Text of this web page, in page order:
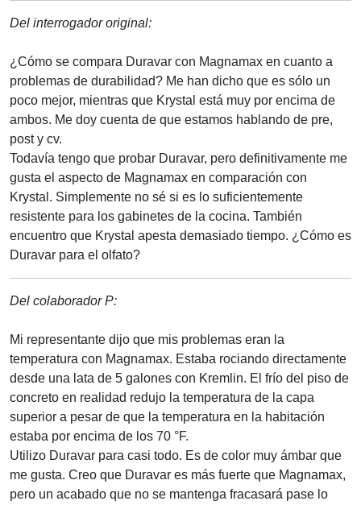
Del interrogador original:
¿Cómo se compara Duravar con Magnamax en cuanto a
problemas de durabilidad? Me han dicho que es sólo un
poco mejor, mientras que Krystal está muy por encima de
ambos. Me doy cuenta de que estamos hablando de pre,
post y cv.
Todavía tengo que probar Duravar, pero definitivamente me
gusta el aspecto de Magnamax en comparación con
Krystal. Simplemente no sé si es lo suficientemente
resistente para los gabinetes de la cocina. También
encuentro que Krystal apesta demasiado tiempo. ¿Cómo es
Duravar para el olfato?
Del colaborador P:
Mi representante dijo que mis problemas eran la
temperatura con Magnamax. Estaba rociando directamente
desde una lata de 5 galones con Kremlin. El frío del piso de
concreto en realidad redujo la temperatura de la capa
superior a pesar de que la temperatura en la habitación
estaba por encima de los 70 °F.
Utilizo Duravar para casi todo. Es de color muy ámbar que
me gusta. Creo que Duravar es más fuerte que Magnamax,
pero un acabado que no se mantenga fracasará pase lo